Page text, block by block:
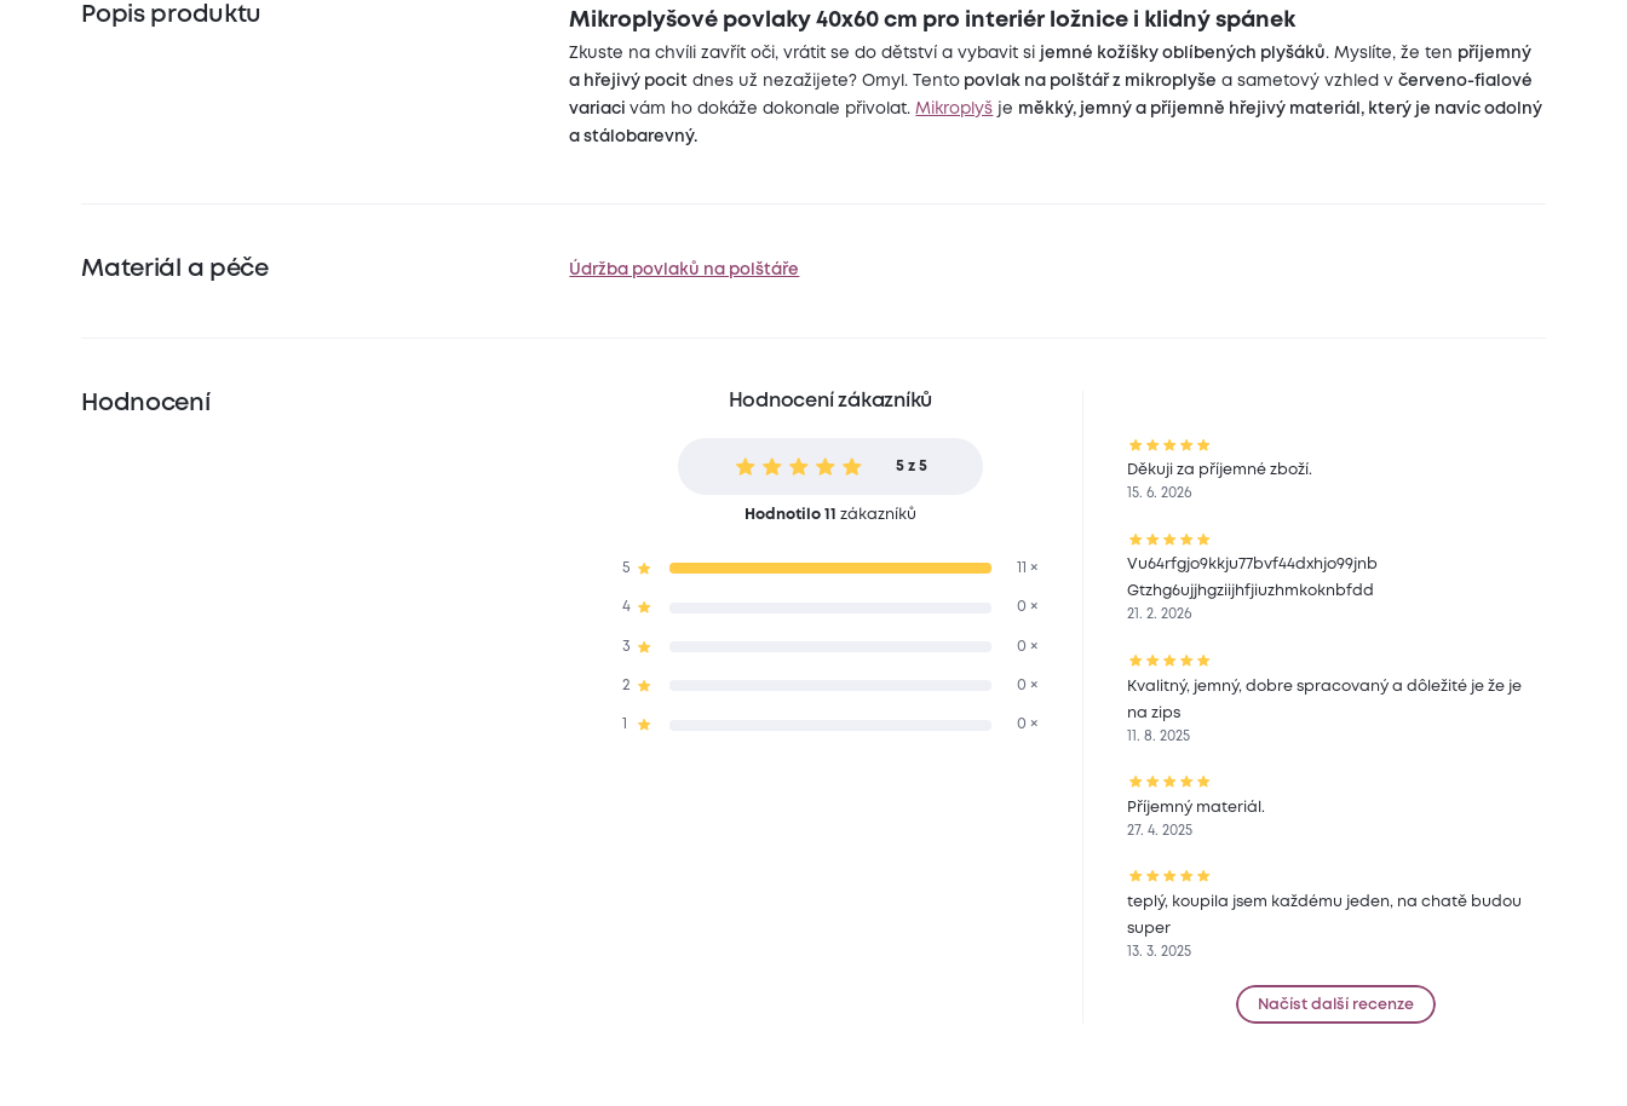
Popis produktu Mikroplyšové povlaky 40x60 cm pro interiér ložnice i klidný spánek
Zkuste na chvíli zavřít oči, vrátit se do dětství a vybavit si jemné kožíšky oblíbených plyšáků. Myslíte, že ten příjemný
a hřejivý pocit dnes už nezažijete? Omyl. Tento povlak na polštář z mikroplyše a sametový vzhled včerveno-fialové
variacivám ho dokáže dokonale přivolat.Mikroplyš je měkký, jemný a příjemně hřejivý materiál, který je navíc odolný
a stálobarevný.
Materiál a péče Údržba povlaků na polštáře
Hodnocení Hodnocení zákazníků
5 z 5
Hodnotilo 11 zákazníků
5 11 ×
4 0 ×
3 0 ×
2 0 ×
0 ×
Děkuji za příjemné zboží.
15. 6. 2026
Vu64rfgjo9kkju77bvf44dxhjo99jnb
Gtzhg6ujjhgziijhfjiuzhmkoknbfdd
21. 2. 2026
Kvalitný, jemný, dobre spracovaný a dôležité je že je
na zips
11. 8. 2025
Příjemný materiál.
27. 4. 2025
teplý, koupila jsem každému jeden, na chatě budou
super
13. 3. 2025
Načíst další recenze